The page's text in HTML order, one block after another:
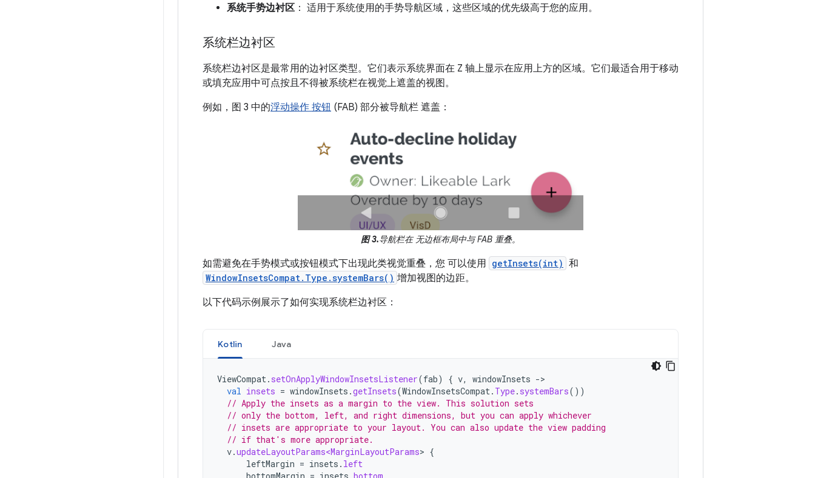
系统手势边衬区 ： 适用于系统使用的手势导航区域，这些区域的优先级高于您的应用。
系统栏边衬区
系统栏边衬区是最常用的边衬区类型。它们表示系统界面在 Z 轴上显示在应用上方的区域。它们最适合用于移动
或填充应用中可点按且不得被系统栏在视觉上遮盖的视图。
例如，图 3 中的浮动操作 按钮 (FAB) 部分被导航栏 遮盖：
图 3.导航栏在 无边框布局中与 FAB 重叠。
如需避免在手势模式或按钮模式下出现此类视觉重叠，您 可以使用 getInsets(int) 和
WindowInsetsCompat.Type.systemBars() 增加视图的边距。
以下代码示例展示了如何实现系统栏边衬区：
Kotlin Java
ViewCompat . setOnApplyWindowInsetsListener(fab) { v, windowInsets ->
val insets = windowInsets .getInsets(WindowInsetsCompat . Type. systemBars())
// Apply the insets as a margin to the view. This solution sets
// only the bottom, left, and right dimensions, but you can apply whichever
// insets are appropriate to your layout. You can also update the view padding
// if that's more appropriate.
v.updateLayoutParams<MarginLayoutParams> {
leftMargin = insets . left